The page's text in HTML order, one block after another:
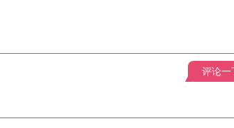
评论一